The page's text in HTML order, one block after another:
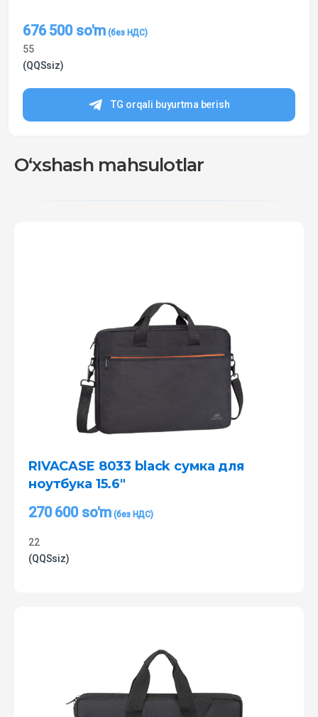
676 500 so'm
55
(QQSsiz)
TG orqali buyurtma berish
O‘xshash mahsulotlar
RIVACASE 8033 black сумка для
ноутбука 15.6″
270 600 so'm
22
(QQSsiz)